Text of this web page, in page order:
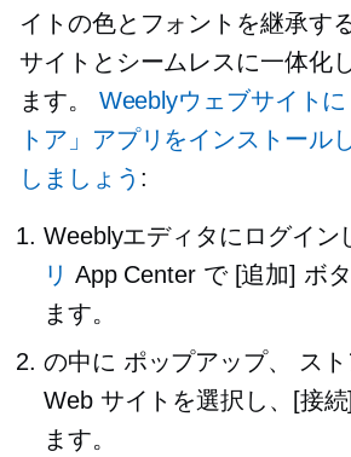
イトの色とフォントを継承す
サイトとシームレスに一体化
ます。 Weeblyウェブサイト
トア」アプリをインストール
しましょう :
Weeblyエディタにログイン
リ App Center で [追加] ボ
ます。
の中に ポップアップ、
ス
Web サイトを選択し、[接
ます。